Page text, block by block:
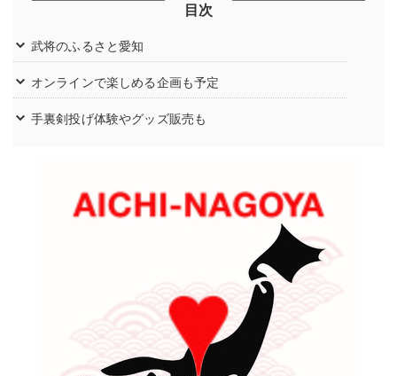
目次
武将のふるさと愛知
オンラインで楽しめる企画も予定
手裏剣投げ体験やグッズ販売も